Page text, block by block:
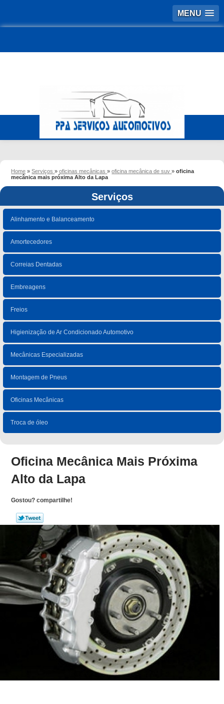
MENU
Home »Serviços»oficinas mecânicas»oficina mecânica de suv»oficina
mecânica mais próxima Alto da Lapa
Serviços
Alinhamento e Balanceamento
Amortecedores
Correias Dentadas
Embreagens
Freios
Higienização de Ar Condicionado Automotivo
Mecânicas Especializadas
Montagem de Pneus
Oficinas Mecânicas
Troca de óleo
Oficina Mecânica Mais Próxima
Alto da Lapa
Gostou? compartilhe!